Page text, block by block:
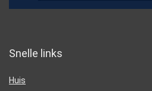
Snelle links
Huis